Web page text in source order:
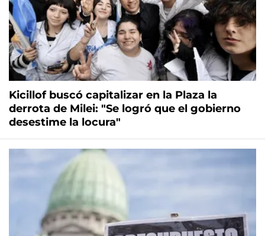
Kicillof buscó capitalizar en la Plaza la
derrota de Milei: "Se logró que el gobierno
desestime la locura"